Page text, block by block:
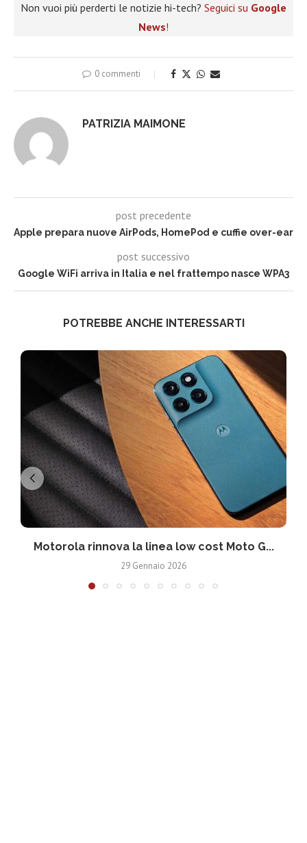
Non vuoi più perderti le notizie hi-tech? Seguici su Google
News!
0 commenti
PATRIZIA MAIMONE
post precedente
Apple prepara nuove AirPods, HomePod e cuffie over-ear
post successivo
Google WiFi arriva in Italia e nel frattempo nasce WPA3
POTREBBE ANCHE INTERESSARTI
Motorola rinnova la linea low cost Moto G...
29 Gennaio 2026